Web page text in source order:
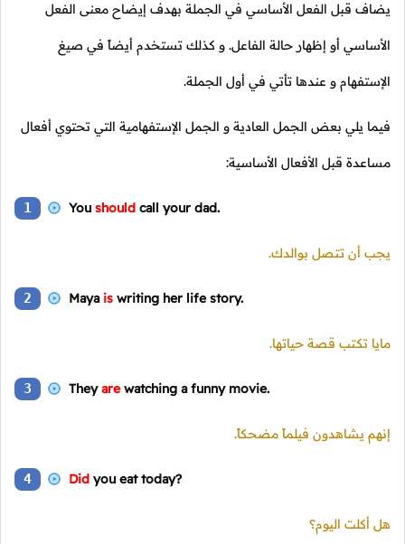
يضاف قبل الفعل الأساسي في الجملة بهدف إيضاح معنى الفعل
الأساسي أو إظهار حالة الفاعل. و كذلك تستخدم أيضاً في صيغ
الإستفهام و عندها تأتي في أول الجملة.
فيما يلي بعض الجمل العادية و الجمل الإستفهامية التي تحتوي أفعال
مساعدة قبل الأفعال الأساسية:
1 You should call your dad.
يجب أن تتصل بوالدك.
2 Maya is writing her life story.
مايا تكتب قصة حياتها.
3 Theyarewatching a funny movie.
إنهم يشاهدون فيلماً مضحكاً.
4 Did you eat today?
هل أكلت اليوم؟